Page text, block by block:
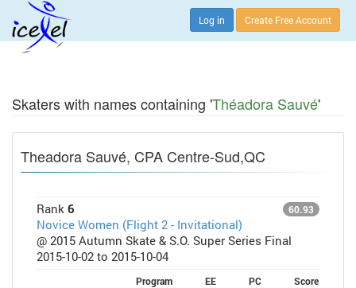
Log in Create Free Account
Skaters with names containing 'Théadora Sauvé'
Theadora Sauvé, CPA Centre-Sud,QC
Rank 6 60.93
Novice Women (Flight 2 - Invitational)
@ 2015 Autumn Skate & S.O. Super Series Final
2015-10-02 to 2015-10-04
Program EE PC
Score